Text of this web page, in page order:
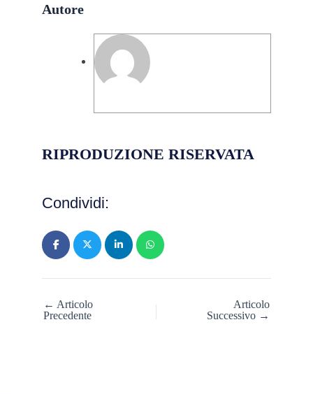
Autore
RIPRODUZIONE RISERVATA
Condividi:
← Articolo
Precedente
Articolo
Successivo →